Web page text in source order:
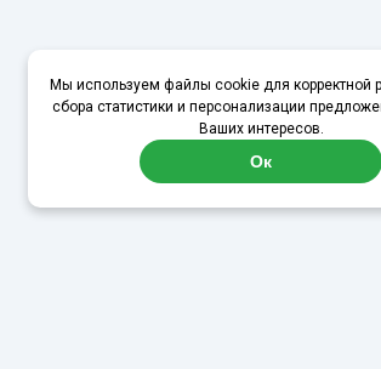
Мы используем файлы cookie для корректной
сбора статистики и персонализации
Ваших интересов.
Ок